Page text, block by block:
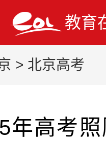
教育
> 北京高考
年高考